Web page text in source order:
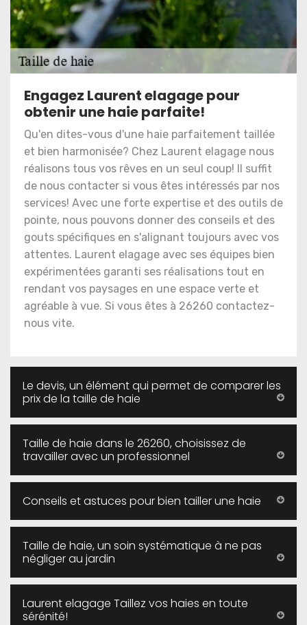
Engagez Laurent elagage pour
obtenir une haie parfaite!
Qu'en dites-vous d'une haie parfaitement taillée
et bien harmonisée? Chez Laurent elagage nous
réalisons tous vos rêves en un seul coup! Il suffit
de nous contacter si vous êtes intéressés par nos
services! Avec une forte expertise et des outils de
pointe, nous pouvons donner des conseils et des
gouts spécifiques en s'alignant toujours avec vos
attentes. Laurent elagage avec ses équipes bien
expérimentées garanti ses réalisations tout en
rendant vos paysages en une espace verte et
agréable à vue. Si vous êtes à 26260 contactez-
nous vite.
Le devis, un élément qui permet de comparer les
prix de la taille de haie
Taille de haie dans le 26260, choisissez de
travailler avec un professionnel
Conseils et astuces pour bien tailler une haie
Taille de haie, un soin systématique à ne pas
négliger au jardin
Laurent elagage Taillez vos haies en toute
sérénité!